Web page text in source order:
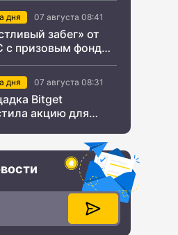
дня 07 августа 08:41
забег» от
с призовым фондом
дня 07 августа 08:31
Bitget
акцию для